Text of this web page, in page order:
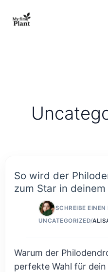
Inhalt
So wird der
zum Star in
SCHREIBE
UNCATEGORIZED/
Warum der
perfekte Wahl für dein